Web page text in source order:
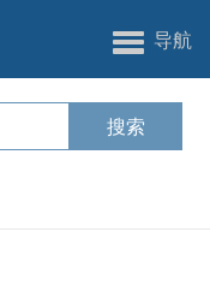
导航